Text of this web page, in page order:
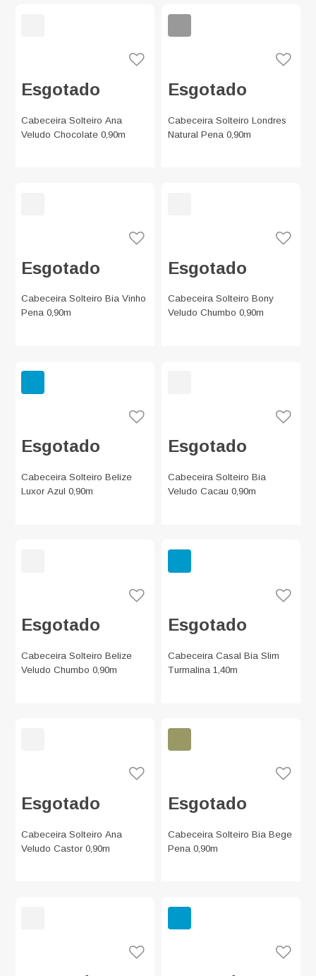
Esgotado
Cabeceira Solteiro Ana
Veludo Chocolate 0,90m
Esgotado
Cabeceira Solteiro Londres
Natural Pena 0,90m
Esgotado
Cabeceira Solteiro Bia Vinho
Pena 0,90m
Esgotado
Cabeceira Solteiro Bony
Veludo Chumbo 0,90m
Esgotado
Cabeceira Solteiro Belize
Luxor Azul 0,90m
Esgotado
Cabeceira Solteiro Bia
Veludo Cacau 0,90m
Esgotado
Cabeceira Solteiro Belize
Veludo Chumbo 0,90m
Esgotado
Cabeceira Casal Bia Slim
Turmalina 1,40m
Esgotado
Cabeceira Solteiro Ana
Veludo Castor 0,90m
Esgotado
Cabeceira Solteiro Bia Bege
Pena 0,90m